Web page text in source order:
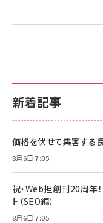
新着記事
価格を伏せて集客する
8月6日 7:05
祝・Web担創刊20周年
ト（SEO編）
8月6日 7:05